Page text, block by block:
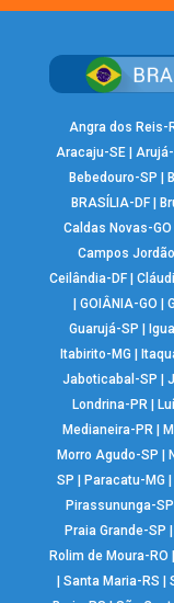
Angra dos Reis-
Aracaju-SE |
Bebedouro-SP |
BRASÍLIA-DF|
Caldas Novas-GO
Campos
Ceilândia-DF|
| GOIÂNIA-GO |
Guarujá-SP |
Itabirito-MG |
Jaboticabal-SP |
Londrina-PR |
Medianeira-PR |
Morro Agudo-SP |
SP |Paracatu-MG
Pirassununga-SP
Praia Grande-SP
Rolim de Moura-RO |
|Santa Maria-RS |